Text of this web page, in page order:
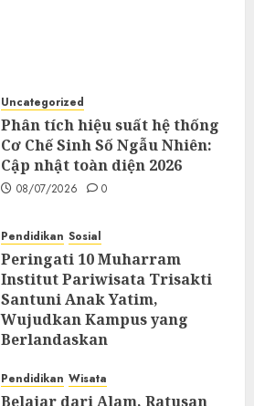
Uncategorized
Phân tích hiệu suất hệ thống
Cơ Chế Sinh Số Ngẫu Nhiên:
Cập nhật toàn diện 2026
08/07/2026 0
Pendidikan Sosial
Peringati 10 Muharram
Institut Pariwisata Trisakti
Santuni Anak Yatim,
Wujudkan Kampus yang
Berlandaskan
Spiritualitas
Pendidikan Wisata
Belajar dari Alam, Ratusan